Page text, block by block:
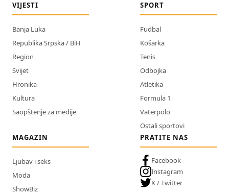
VIJESTI
Banja Luka
Republika Srpska / BiH
Region
Svijet
Hronika
Kultura
Saopštenje za medije
SPORT
Fudbal
Košarka
Tenis
Odbojka
Atletika
Formula 1
Vaterpolo
Ostali sportovi
MAGAZIN
Ljubav i seks
Moda
ShowBiz
PRATITE NAS
Facebook
Instagram
X / Twitter